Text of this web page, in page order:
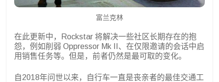
富兰克林
在此更新中，Rockstar 将解决一些社区长期存在的抱
怨，例如削弱 Oppressor Mk II、在仅限邀请的会话中启
用销售任务等。但是，前者仍然是最可取的变化。
自2018年问世以来，自行车一直是丧亲者的最佳交通工